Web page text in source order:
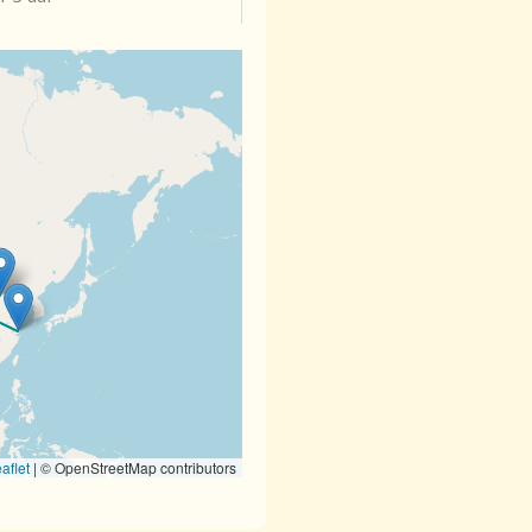
| © OpenStreetMap contributors